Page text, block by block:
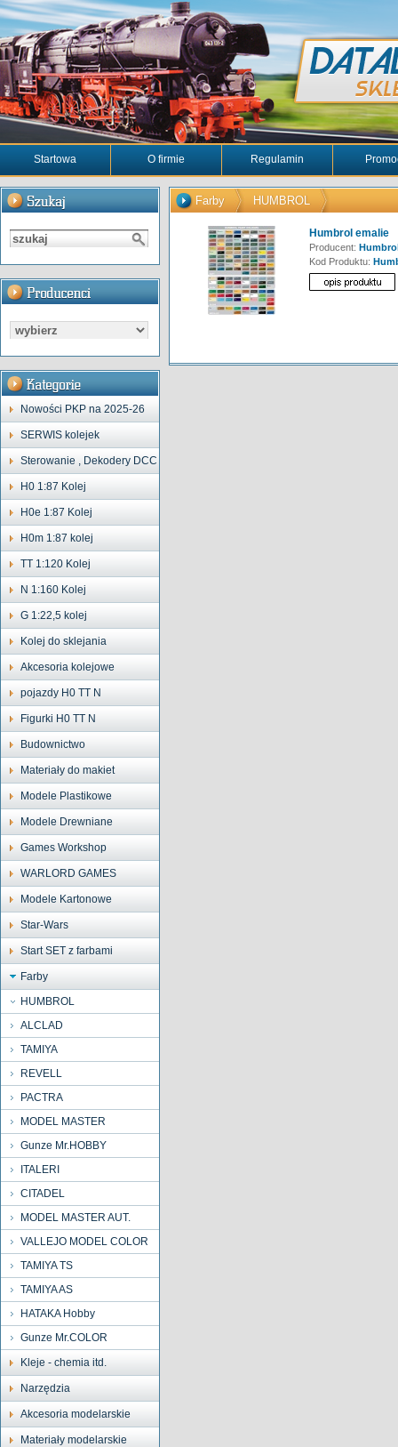
Startowa O firmie Regulamin
Nowości PKP na 2025-26
SERWIS kolejek
Sterowanie , Dekodery DCC
H0 1:87 Kolej
H0e 1:87 Kolej
H0m 1:87 kolej
TT 1:120 Kolej
N 1:160 Kolej
G 1:22,5 kolej
Kolej do sklejania
Akcesoria kolejowe
pojazdy H0 TT N
Figurki H0 TT N
Budownictwo
Materiały do makiet
Modele Plastikowe
Modele Drewniane
Games Workshop
WARLORD GAMES
Modele Kartonowe
Star-Wars
Start SET z farbami
Farby
HUMBROL
ALCLAD
TAMIYA
REVELL
PACTRA
MODEL MASTER
Gunze Mr.HOBBY
ITALERI
CITADEL
MODEL MASTER AUT.
VALLEJO MODEL COLOR
TAMIYA TS
TAMIYA AS
HATAKA Hobby
Gunze Mr.COLOR
Kleje - chemia itd.
Narzędzia
Akcesoria modelarskie
Materiały modelarskie
Farby HUMBROL
Humbrol emalie
Producent:
Kod Produktu: